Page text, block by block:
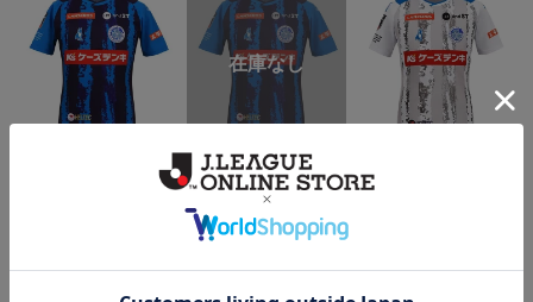
センティックユニフォー
（4XL）2026/27 オーセ
ンティックユニフォーム
23,020円～28,520円
センティックユニフォー
20,020円～25,520円